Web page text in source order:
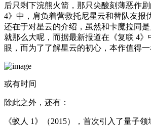
后只剩下浣熊火箭，那只尖酸刻薄恶作
4》中，肩负着营救托尼星云和替队友报
还在于对星云的介绍，虽然和卡魔拉同
就那么大呢，而据最新报道在《复联 4
眼，而为了了解星云的初心，本作值得一
或有时间
除此之外，还有：
《蚁人 1》（2015），首次引入了量子领